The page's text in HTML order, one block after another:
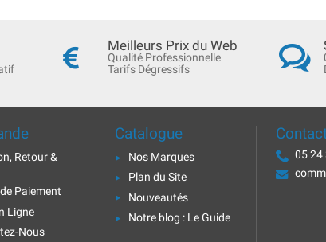
Meilleurs Prix du Web
Qualité Professionnelle
Tarifs Dégressifs
Retour &
Paiement
Ligne
Nous
Catalogue
Nos Marques
Plan du Site
Nouveautés
Notre blog : Le Guide
05 24